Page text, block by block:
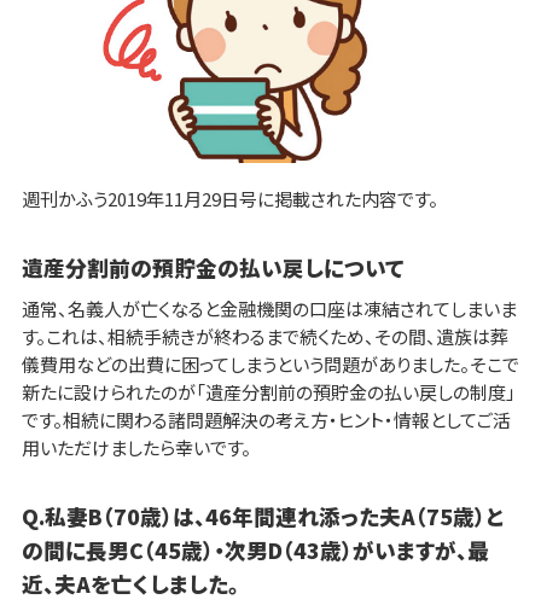
週刊かふう2019年11月29日号に掲載された内容です。
遺産分割前の預貯金の払い戻しについて
通常、名義人が亡くなると金融機関の口座は凍結されてしまいま
す。これは、相続手続きが終わるまで続くため、その間、遺族は葬
儀費用などの出費に困ってしまうという問題がありました。そこで
新たに設けられたのが「遺産分割前の預貯金の払い戻しの制度」
です。相続に関わる諸問題解決の考え方・ヒント・情報としてご活
用いただけましたら幸いです。
Q.私妻B（70歳）は、46年間連れ添った夫A（75歳）と
の間に長男C（45歳）・次男D（43歳）がいますが、最
近、夫Aを亡くしました。